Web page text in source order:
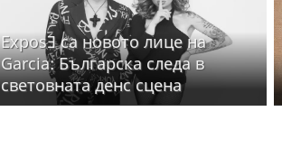
ExposƎ са новото лице на
Garcia: Българска следа в
световната денс сцена